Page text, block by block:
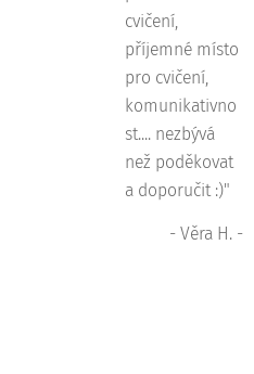
cvičení,
příjemné místo
pro cvičení,
komunikativno
st.... nezbývá
než poděkovat
a doporučit :)"
- Věra H. -